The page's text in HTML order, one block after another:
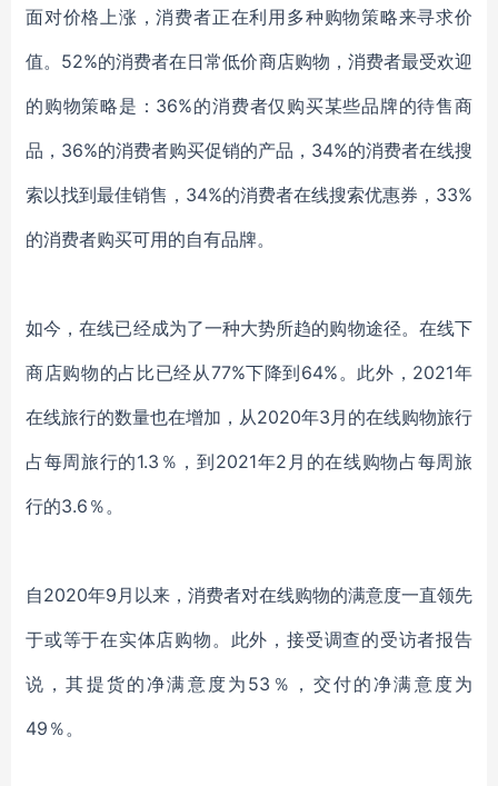
面对价格上涨，消费者正在利用多种购物策略来寻求价
值。 52%的消费者在日常低价商店购物，消费者最受欢迎
的购物策略是： 36%的消费者仅购买某些品牌的待售商
品， 36%的消费者购买促销的产品， 34%的消费者在线搜
索以找到最佳销售， 34%的消费者在线搜索优惠券 ， 33%
的消费者购买可用的自有品牌。
如今，在线已经成为了一种大势所趋的购物途径。在线下
商店购物的占比已经从77%下降到64%。此外，2021年
在线旅行的数量也在增加，从2020年3月的在线购物旅行
占每周旅行的1.3％，到2021年2月的在线购物占每周旅
行的3.6％。
自2020年9月以来，消费者对在线购物的满意度一直领先
于或等于在实体店购物。此外，接受调查的受访者报告
说，其提货的净满意度为53％，交付的净满意度为
49％。